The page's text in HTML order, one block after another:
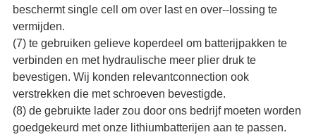
beschermt single cell om over last en over--lossing te
vermijden.
(7) te gebruiken gelieve koperdeel om batterijpakken te
verbinden en met hydraulische meer plier druk te
bevestigen. Wij konden relevantconnection ook
verstrekken die met schroeven bevestigde.
(8) de gebruikte lader zou door ons bedrijf moeten worden
goedgekeurd met onze lithiumbatterijen aan te passen.